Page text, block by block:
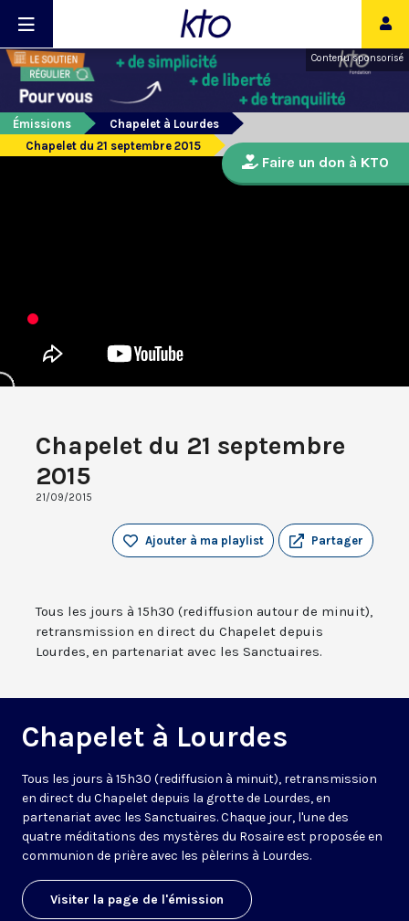
Contenu sponsorisé
Émissions
Chapelet à Lourdes
Chapelet du 21 septembre 2015
Chapelet du 21 septembre
2015
21/09/2015
Partager
Ajouter à ma playlist
Tous les jours à 15h30 (rediffusion autour de minuit),
retransmission en direct du Chapelet depuis
Lourdes, en partenariat avec les Sanctuaires.
Chapelet à Lourdes
Tous les jours à 15h30 (rediffusion à minuit), retransmission
en direct du Chapelet depuis la grotte de Lourdes, en
partenariat avec les Sanctuaires. Chaque jour, l'une des
quatre méditations des mystères du Rosaire est proposée en
communion de prière avec les pèlerins à Lourdes.
Visiter la page de l'émission
Faire un don à KTO